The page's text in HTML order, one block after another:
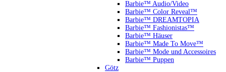
Barbie™ Audio/Video
Barbie™ Color Reveal™
Barbie™ DREAMTOPIA
Barbie™ Fashionistas™
Barbie™ Häuser
Barbie™ Made To Move™
Barbie™ Mode und Accessoires
Barbie™ Puppen
Götz